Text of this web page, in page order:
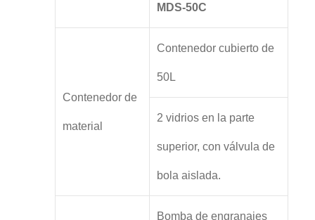
MDS-50C
Contenedor de
material
Contenedor cubierto de
50L
2 vidrios en la parte
superior, con válvula de
bola aislada.
Bomba de engranajes